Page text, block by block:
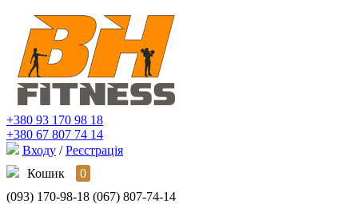
+380 93 170 98 18
+380 67 807 74 14
Входу / Реєстрація
Кошик
0
(093) 170-98-18 (067) 807-74-14